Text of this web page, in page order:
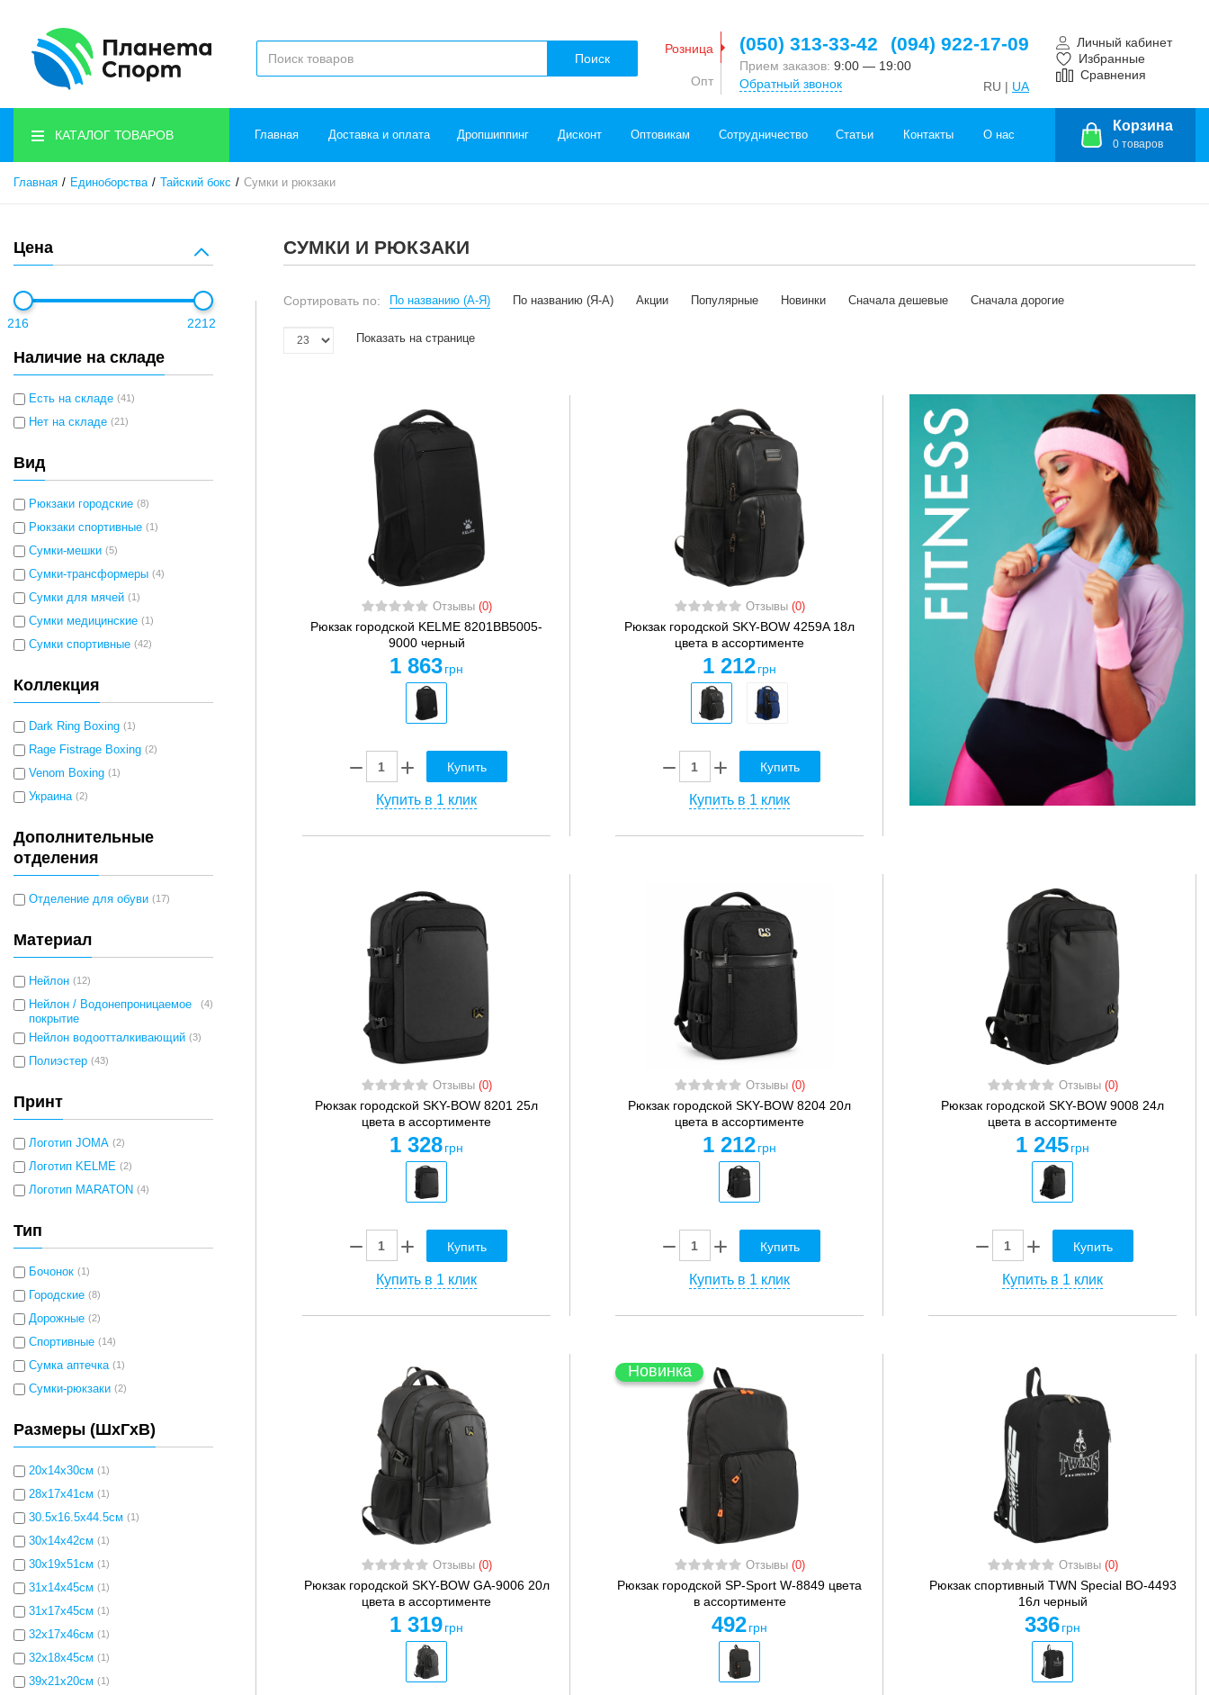
Поиск
Розница
Опт
(050) 313-33-42 (094) 922-17-09
Прием заказов: 9:00 — 19:00
Обратный звонок
RU | UA
Личный кабинет
Избранные
Сравнения
КАТАЛОГ ТОВАРОВ Главная Доставка и оплата Дропшиппинг Дисконт Оптовикам Сотрудничество Статьи Контакты О нас
Корзина
0 товаров
Главная Единоборства Тайский бокс Сумки и рюкзаки
Цена
216 2212
Наличие на складе
Есть на складе (41)
Нет на складе (21)
Вид
Рюкзаки городские (8)
Рюкзаки спортивные (1)
Сумки-мешки (5)
Сумки-трансформеры (4)
Сумки для мячей (1)
Сумки медицинские (1)
Сумки спортивные (42)
Коллекция
Dark Ring Boxing (1)
Rage Fistrage Boxing (2)
Venom Boxing (1)
Украина (2)
Дополнительные
отделения
Отделение для обуви (17)
Материал
Нейлон (12)
Нейлон / Водонепроницаемое
покрытие
(4)
Нейлон водоотталкивающий (3)
Полиэстер (43)
Принт
Логотип JOMA (2)
Логотип KELME (2)
Логотип MARATON (4)
Тип
Бочонок (1)
Городские (8)
Дорожные (2)
Спортивные (14)
Сумка аптечка (1)
Сумки-рюкзаки (2)
Размеры (ШхГхВ)
20x14x30см (1)
28x17x41см (1)
30.5х16.5х44.5см (1)
30x14x42см (1)
30x19x51см (1)
31x14x45см (1)
31x17x45см (1)
32x17x46см (1)
32x18x45см (1)
39x21x20см (1)
СУМКИ И РЮКЗАКИ
Сортировать по: По названию (А-Я) По названию (Я-А) Акции Популярные Новинки Сначала дешевые Сначала дорогие
Показать на странице
Отзывы (0)
Рюкзак городской KELME 8201BB5005-
9000 черный
1 863 грн
Купить
Купить в 1 клик
Отзывы (0)
Рюкзак городской SKY-BOW 4259A 18л
цвета в ассортименте
1 212 грн
Купить
Купить в 1 клик
Отзывы (0)
Рюкзак городской SKY-BOW 8201 25л
цвета в ассортименте
1 328 грн
Купить
Купить в 1 клик
Отзывы (0)
Рюкзак городской SKY-BOW 8204 20л
цвета в ассортименте
1 212 грн
Купить
Купить в 1 клик
Отзывы (0)
Рюкзак городской SKY-BOW 9008 24л
цвета в ассортименте
1 245 грн
Купить
Купить в 1 клик
Отзывы (0)
Рюкзак городской SKY-BOW GA-9006 20л
цвета в ассортименте
1 319 грн
Новинка
Отзывы (0)
Рюкзак городской SP-Sport W-8849 цвета
в ассортименте
492 грн
Отзывы (0)
Рюкзак спортивный TWN Special BO-4493
16л черный
336 грн